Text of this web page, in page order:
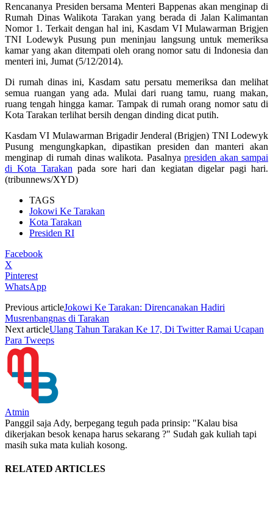
Rencananya Presiden bersama Menteri Bappenas akan menginap di
Rumah Dinas Walikota Tarakan yang berada di Jalan Kalimantan
Nomor 1. Terkait dengan hal ini, Kasdam VI Mulawarman Brigjen
TNI Lodewyk Pusung pun meninjau langsung untuk memeriksa
kamar yang akan ditempati oleh orang nomor satu di Indonesia dan
menteri ini, Jumat (5/12/2014).
Di rumah dinas ini, Kasdam satu persatu memeriksa dan melihat
semua ruangan yang ada. Mulai dari ruang tamu, ruang makan,
ruang tengah hingga kamar. Tampak di rumah orang nomor satu di
Kota Tarakan terlihat bersih dengan dinding dicat putih.
Kasdam VI Mulawarman Brigadir Jenderal (Brigjen) TNI Lodewyk
Pusung mengungkapkan, dipastikan presiden dan manteri akan
menginap di rumah dinas walikota. Pasalnya presiden akan sampai
di Kota Tarakan pada sore hari dan kegiatan digelar pagi hari.
(tribunnews/XYD)
TAGS
Jokowi Ke Tarakan
Kota Tarakan
Presiden RI
Facebook
X
Pinterest
WhatsApp
Previous articleJokowi Ke Tarakan: Direncanakan Hadiri
Musrenbangnas di Tarakan
Next articleUlang Tahun Tarakan Ke 17, Di Twitter Ramai Ucapan
Para Tweeps
Atmin
Panggil saja Ady, berpegang teguh pada prinsip: "Kalau bisa
dikerjakan besok kenapa harus sekarang ?" Sudah gak kuliah tapi
masih suka mata kuliah kosong.
RELATED ARTICLES